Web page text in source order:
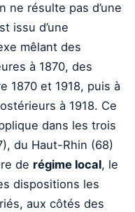
ne résulte pas d’une
issu d’une
mêlant des
à 1870, des
1870 et 1918, puis à
à 1918. Ce
dans les trois
du Haut-Rhin (68)
de régime local, le
dispositions les
aux côtés des